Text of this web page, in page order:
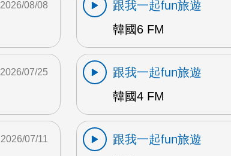
2026/08/08
跟我一起fun旅遊
韓國6 FM
2026/07/25
跟我一起fun旅遊
韓國4 FM
2026/07/11
跟我一起fun旅遊